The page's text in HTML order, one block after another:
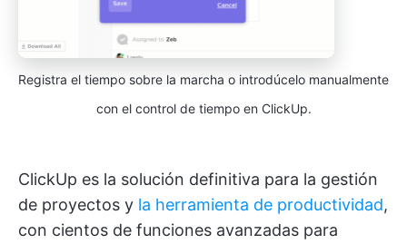
Registra el tiempo sobre la marcha o introdúcelo manualmente
con el control de tiempo en ClickUp.
ClickUp es la solución definitiva para la gestión
de proyectos y la herramienta de productividad,
con cientos de funciones avanzadas para